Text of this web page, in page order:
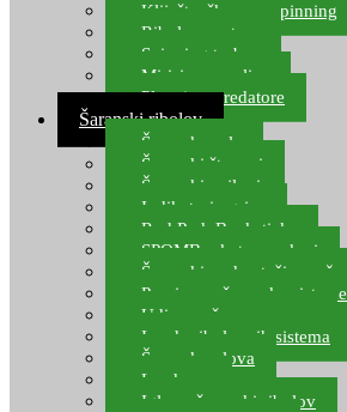
Kliješta, škare za spinning
Ribolov pastrve
Spinning torbe
Mirisi za varalice
Plovci za predatore
Šaranski ribolov
Šaranske role
Šaranski štapovi
Šaranski najloni
Indikatori ugriza
Rod Pod, Banksticks
SPOMB rakete, markeri
Šaranski podmetači, mreže
Pernice za šaranske sisteme
Udice za šarana, amura
Izrada ribolovnih sistema
Šaranska olova
Leadcore
Igle za šaranski ribolov